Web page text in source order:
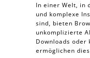
Piraten Spiele
Sport Spiele
Pferde Spiele
Simulation
In einer Welt, in
und komplexe
sind, bieten
unkomplizierte
Downloads oder
ermöglichen